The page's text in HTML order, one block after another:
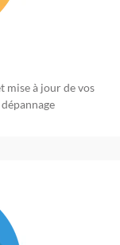
mise à jour de vos